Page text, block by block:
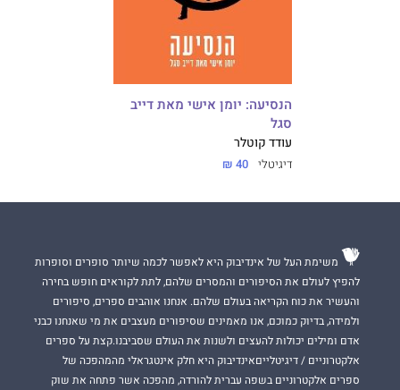
הנסיעה: יומן אישי מאת דייב
סגל
עודד קוטלר
דיגיטלי 40 ₪
משימת העל של אינדיבוק היא לאפשר לכמה שיותר סופרים וסופרות
להפיץ לעולם את הסיפורים והמסרים שלהם, לתת לקוראים חופש בחירה
והעשיר את כוח הקריאה בעולם שלהם. אנחנו אוהבים ספרים, סיפורים
ולמידה, בדיוק כמוכם, אנו מאמינים שסיפורים מעצבים את מי שאנחנו כבני
אדם ומילים יכולות להעצים ולשנות את העולם שסביבנו.קצת על ספרים
אלקטרוניים / דיגיטלייםאינדיבוק היא חלק אינטגראלי מהמהפכה של
ספרים אלקטרוניים בשפה עברית להורדה, מהפכה אשר פתחה את שוק